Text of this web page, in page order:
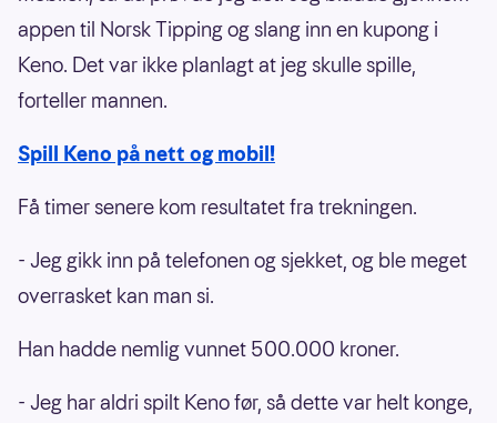
appen til Norsk Tipping og slang inn en kupong i
Keno. Det var ikke planlagt at jeg skulle spille,
forteller mannen.
Spill Keno på nett og mobil!
Få timer senere kom resultatet fra trekningen.
- Jeg gikk inn på telefonen og sjekket, og ble meget
overrasket kan man si.
Han hadde nemlig vunnet 500.000 kroner.
- Jeg har aldri spilt Keno før, så dette var helt konge,